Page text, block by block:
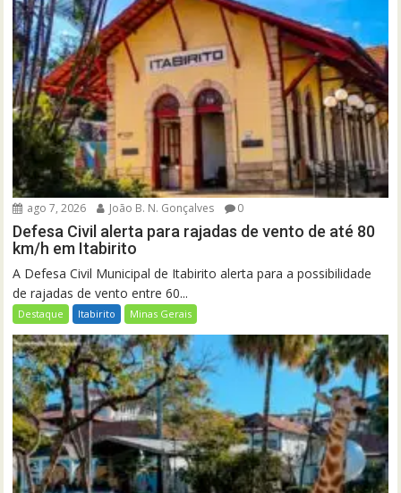
ago 7, 2026 João B. N. Gonçalves 0
Defesa Civil alerta para rajadas de vento de até 80
km/h em Itabirito
A Defesa Civil Municipal de Itabirito alerta para a possibilidade
de rajadas de vento entre 60...
Destaque Itabirito Minas Gerais